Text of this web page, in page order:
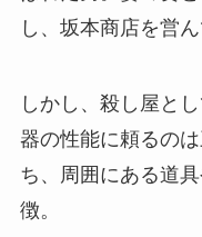
し、坂本商店を営ん
しかし、殺し屋と
器の性能に頼るの
ち、周囲にある道
徴。